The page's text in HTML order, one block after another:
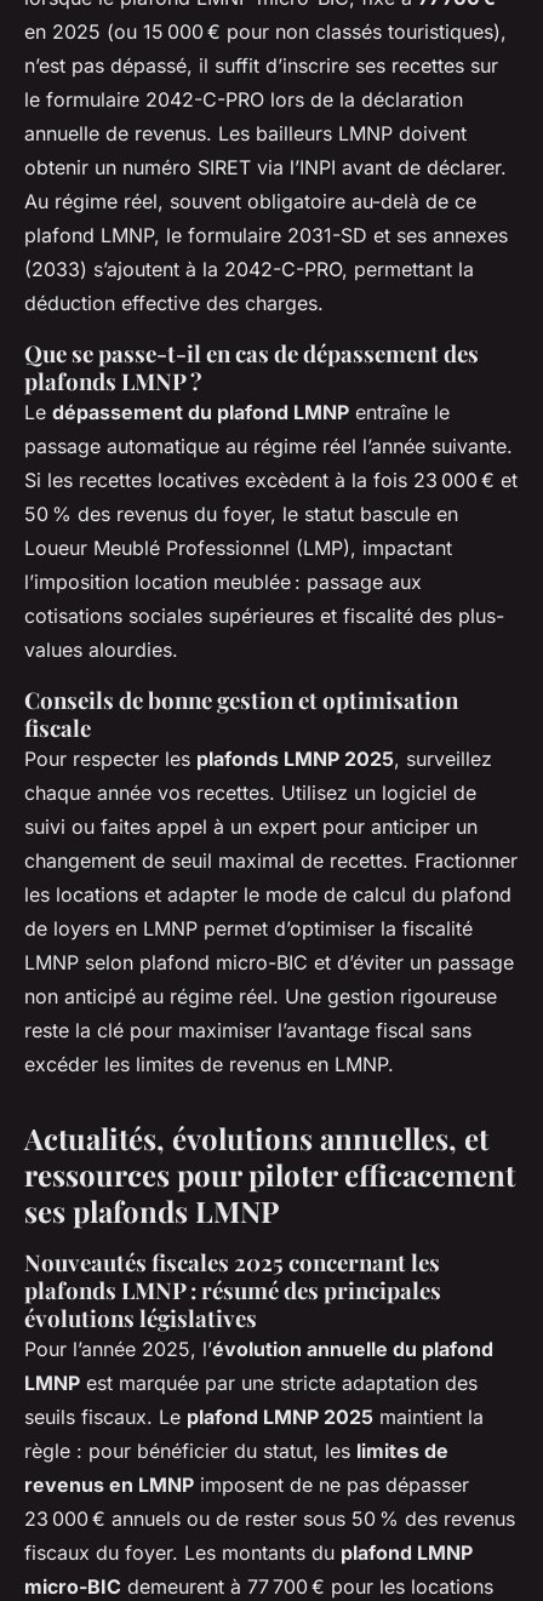
en 2025 (ou 15 000 € pour non classés touristiques),
n’est pas dépassé, il suffit d’inscrire ses recettes sur
le formulaire 2042-C-PRO lors de la déclaration
annuelle de revenus. Les bailleurs LMNP doivent
obtenir un numéro SIRET via l’INPI avant de déclarer.
Au régime réel, souvent obligatoire au-delà de ce
plafond LMNP, le formulaire 2031-SD et ses annexes
(2033) s’ajoutent à la 2042-C-PRO, permettant la
déduction effective des charges.
Que se passe-t-il en cas de dépassement des
plafonds LMNP ?
Le dépassement du plafond LMNP entraîne le
passage automatique au régime réel l’année suivante.
Si les recettes locatives excèdent à la fois 23 000 € et
50 % des revenus du foyer, le statut bascule en
Loueur Meublé Professionnel (LMP), impactant
l’imposition location meublée : passage aux
cotisations sociales supérieures et fiscalité des plus-
values alourdies.
Conseils de bonne gestion et optimisation
fiscale
Pour respecter les plafonds LMNP 2025, surveillez
chaque année vos recettes. Utilisez un logiciel de
suivi ou faites appel à un expert pour anticiper un
changement de seuil maximal de recettes. Fractionner
les locations et adapter le mode de calcul du plafond
de loyers en LMNP permet d’optimiser la fiscalité
LMNP selon plafond micro-BIC et d’éviter un passage
non anticipé au régime réel. Une gestion rigoureuse
reste la clé pour maximiser l’avantage fiscal sans
excéder les limites de revenus en LMNP.
Actualités, évolutions annuelles, et
ressources pour piloter efficacement
ses plafonds LMNP
Nouveautés fiscales 2025 concernant les
plafonds LMNP : résumé des principales
évolutions législatives
Pour l’année 2025, l’évolution annuelle du plafond
LMNP est marquée par une stricte adaptation des
seuils fiscaux. Le plafond LMNP 2025 maintient la
règle : pour bénéficier du statut, les limites de
revenus en LMNP imposent de ne pas dépasser
23 000 € annuels ou de rester sous 50 % des revenus
fiscaux du foyer. Les montants du plafond LMNP
micro-BIC demeurent à 77 700 € pour les locations